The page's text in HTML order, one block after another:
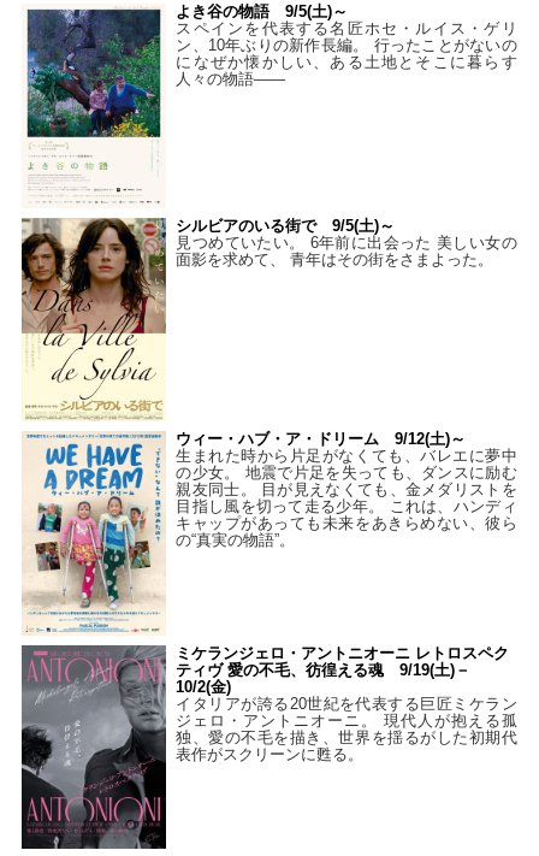
よき谷の物語 9/5(土)～
スペインを代表する名匠ホセ・ルイス・ゲリ
ン、10年ぶりの新作長編。 行ったことがないの
になぜか懐かしい、ある土地とそこに暮らす
人々の物語――
シルビアのいる街で 9/5(土)～
見つめていたい。 6年前に出会った 美しい女の
面影を求めて、 青年はその街をさまよった。
ウィー・ハブ・ア・ドリーム 9/12(土)～
生まれた時から片足がなくても、バレエに夢中
の少女。 地震で片足を失っても、ダンスに励む
親友同士。 目が見えなくても、金メダリストを
目指し風を切って走る少年。 これは、ハンディ
キャップがあっても未来をあきらめない、彼ら
の“真実の物語”。
ミケランジェロ・アントニオーニ レトロスペク
ティヴ 愛の不毛、彷徨える魂 9/19(土)－
10/2(金)
イタリアが誇る20世紀を代表する巨匠ミケラン
ジェロ・アントニオーニ。 現代人が抱える孤
独、愛の不毛を描き、世界を揺るがした初期代
表作がスクリーンに甦る。